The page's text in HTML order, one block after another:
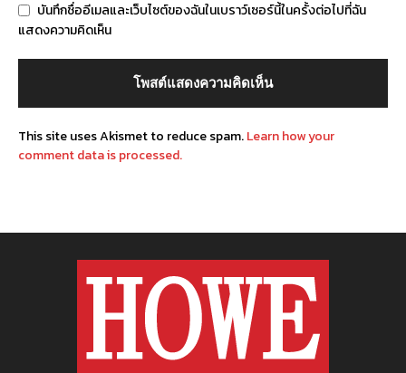
บันทึกชื่ออีเมลและเว็บไซต์ของฉันในเบราว์เซอร์นี้ในครั้งต่อไปที่ฉัน
แสดงความคิดเห็น
This site uses Akismet to reduce spam.Learn how your
comment data is processed.